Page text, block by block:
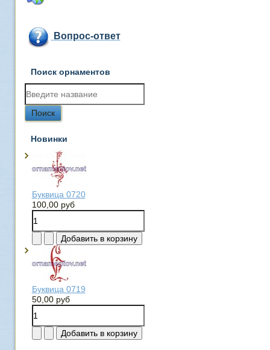
Вопрос-ответ
Поиск орнаментов
Новинки
Буквица 0720
100,00 руб
Буквица 0719
50,00 руб